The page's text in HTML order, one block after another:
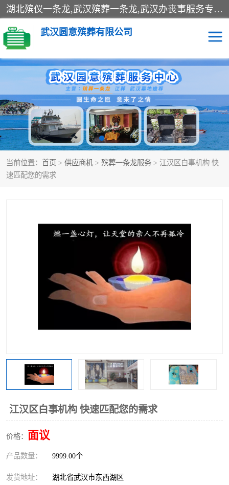
湖北殡仪一条龙,武汉殡葬一条龙,武汉办丧事服务专理红白佛事、病人临终关怀、医院或家中老人去世穿寿衣、灵车遗体接运、殡仪馆告别厅预约、办理火葬场手续、民俗丧事策划、遗体告别仪式、民俗礼仪服务、殡葬礼仪策划、陵园墓位导购、寺庙塔位择吉、往生功德策划、民俗功德策划、异地殡葬礼仪服务、异地骨灰接送返乡
武汉圆意殡葬有限公司
当前位置： 首页 > 供应商机 > 殡葬一条龙服务 > 江汉区白事机构 快
速匹配您的需求
江汉区白事机构 快速匹配您的需求
价格： 面议
产品数量： 9999.00个
发货地址： 湖北省武汉市东西湖区
殡葬一条龙服务 江葬一条龙服务
武汉锦辉天堂文化园 仙鹤湖湿地公园
长乐园陵园 万福净土陵园
武汉市阳逻九龙宫陵园 石门峰人文纪念园